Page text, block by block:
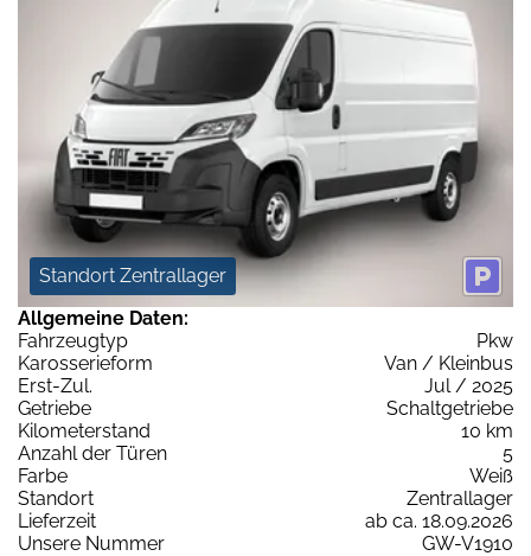
Standort Zentrallager
Allgemeine Daten:
Fahrzeugtyp
Pkw
Karosserieform
Van / Kleinbus
Erst-Zul.
Jul / 2025
Getriebe
Schaltgetriebe
Kilometerstand
10 km
Anzahl der Türen
5
Farbe
Weiß
Standort
Zentrallager
Lieferzeit
ab ca. 18.09.2026
Unsere Nummer
GW-V1910